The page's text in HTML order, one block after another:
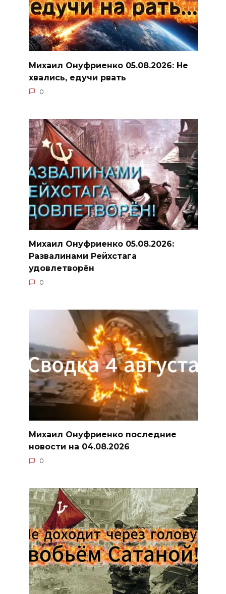
Михаил Онуфриенко 05.08.2026: Не
хвались, едучи рвать
0
Михаил Онуфриенко 05.08.2026:
Развалинами Рейхстага
удовлетворён
0
Михаил Онуфриенко последние
новости на 04.08.2026
0